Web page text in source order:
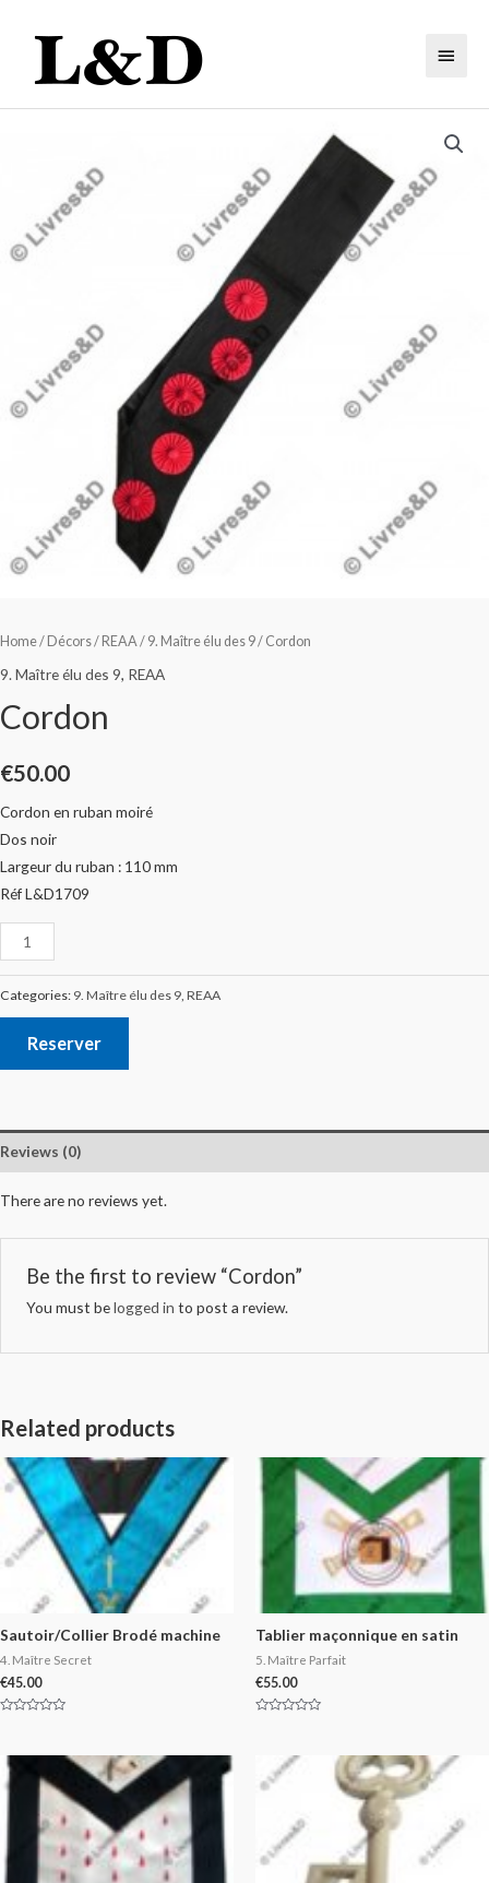
Home/ Décors/ REAA / 9. Maître élu des 9/ Cordon
9. Maître élu des 9, REAA
Cordon
€50.00
Cordon en ruban moiré
Dos noir
Largeur du ruban : 110 mm
Réf L&D1709
Categories: 9. Maître élu des 9 REAA
Reserver
Reviews (0)
There are no reviews yet.
Be the first to review “Cordon”
You must belogged in to post a review.
Related products
Sautoir/Collier Brodé machine
4. Maître Secret
€45.00
of
Tablier maçonnique en satin
5. Maître Parfait
€55.00